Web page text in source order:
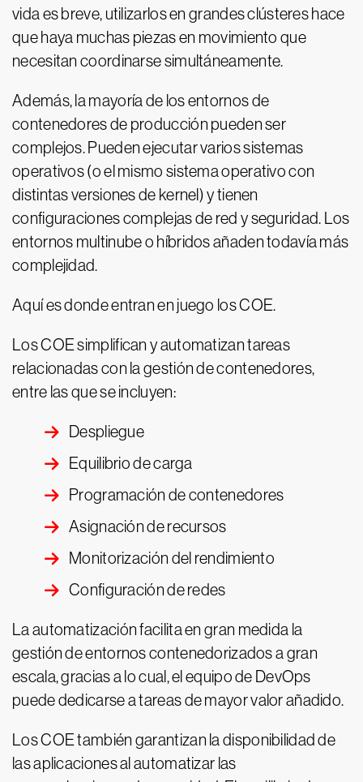
vida es breve, utilizarlos en grandes clústeres hace
que haya muchas piezas en movimiento que
necesitan coordinarse simultáneamente.
Además, la mayoría de los entornos de
contenedores de producción pueden ser
complejos. Pueden ejecutar varios sistemas
operativos (o el mismo sistema operativo con
distintas versiones de kernel) y tienen
configuraciones complejas de red y seguridad. Los
entornos multinube o híbridos añaden todavía más
complejidad.
Aquí es donde entran en juego los COE.
Los COE simplifican y automatizan tareas
relacionadas con la gestión de contenedores,
entre las que se incluyen:
Despliegue
Equilibrio de carga
Programación de contenedores
Asignación de recursos
Monitorización del rendimiento
Configuración de redes
La automatización facilita en gran medida la
gestión de entornos contenedorizados a gran
escala, gracias a lo cual, el equipo de DevOps
puede dedicarse a tareas de mayor valor añadido.
Los COE también garantizan la disponibilidad de
las aplicaciones al automatizar las